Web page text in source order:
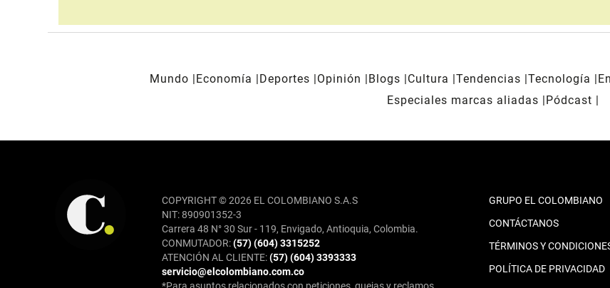
Mundo Economía Deportes Opinión Blogs Cultura Tendencias Tecnología
Especiales marcas aliadas
Pódcast
COPYRIGHT © 2026 EL COLOMBIANO S.A.S
NIT: 890901352-3
Carrera 48 N° 30 Sur - 119, Envigado, Antioquia, Colombia.
CONMUTADOR:(57) (604) 3315252
ATENCIÓN AL CLIENTE:(57) (604) 3393333
servicio@elcolombiano.com.co
GRUPO EL COLOMBIANO
CONTÁCTANOS
TÉRMINOS Y
POLÍTICA DE PRIVACIDAD